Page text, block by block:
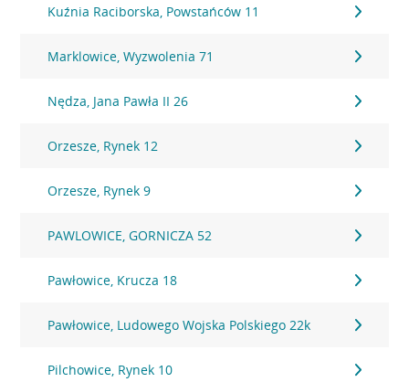
Kuźnia Raciborska, Powstańców 11
Marklowice, Wyzwolenia 71
Nędza, Jana Pawła II 26
Orzesze, Rynek 12
Orzesze, Rynek 9
PAWLOWICE, GORNICZA 52
Pawłowice, Krucza 18
Pawłowice, Ludowego Wojska Polskiego 22k
Pilchowice, Rynek 10